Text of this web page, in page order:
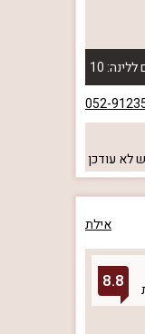
10
052-
לא עודכן
אילת
8.8